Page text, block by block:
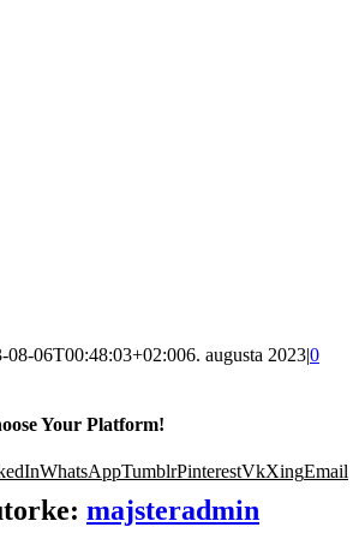
08-06T00:48:03+02:006. augusta 2023|0
Your Platform!
WhatsAppTumblrPinterestVkXingEmail
majsteradmin